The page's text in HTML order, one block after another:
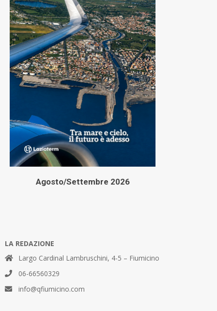
Agosto/Settembre 2026
LA REDAZIONE
Largo Cardinal Lambruschini, 4-5 – Fiumicino
06-66560329
info@qfiumicino.com